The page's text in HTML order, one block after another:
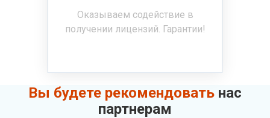
Оказываем содействие в
получении лицензий. Гарантии!
Вы будете рекомендовать нас
партнерам